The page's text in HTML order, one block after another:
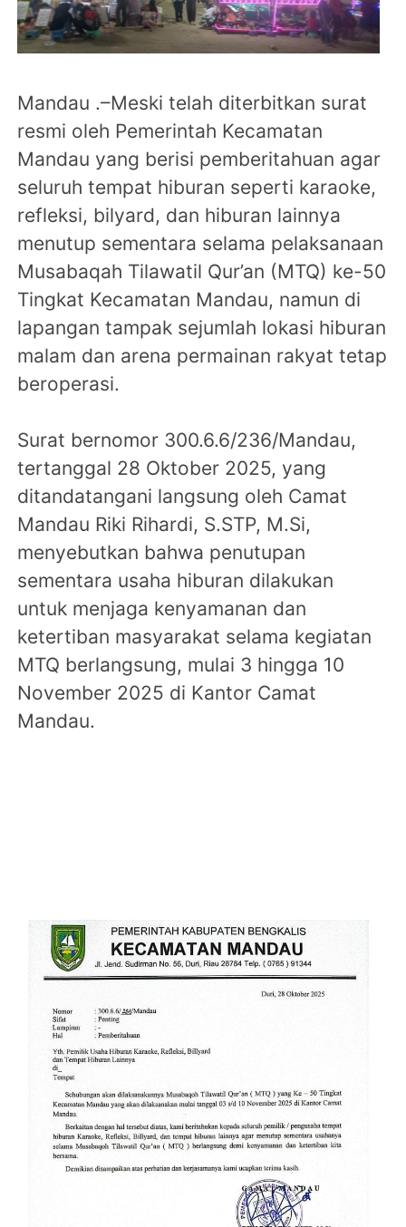
Mandau .–Meski telah diterbitkan surat
resmi oleh Pemerintah Kecamatan
Mandau yang berisi pemberitahuan agar
seluruh tempat hiburan seperti karaoke,
refleksi, bilyard, dan hiburan lainnya
menutup sementara selama pelaksanaan
Musabaqah Tilawatil Qur’an (MTQ) ke-50
Tingkat Kecamatan Mandau, namun di
lapangan tampak sejumlah lokasi hiburan
malam dan arena permainan rakyat tetap
beroperasi.
Surat bernomor 300.6.6/236/Mandau,
tertanggal 28 Oktober 2025, yang
ditandatangani langsung oleh Camat
Mandau Riki Rihardi, S.STP, M.Si,
menyebutkan bahwa penutupan
sementara usaha hiburan dilakukan
untuk menjaga kenyamanan dan
ketertiban masyarakat selama kegiatan
MTQ berlangsung, mulai 3 hingga 10
November 2025 di Kantor Camat
Mandau.